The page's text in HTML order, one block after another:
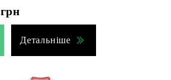
грн
Детальніше